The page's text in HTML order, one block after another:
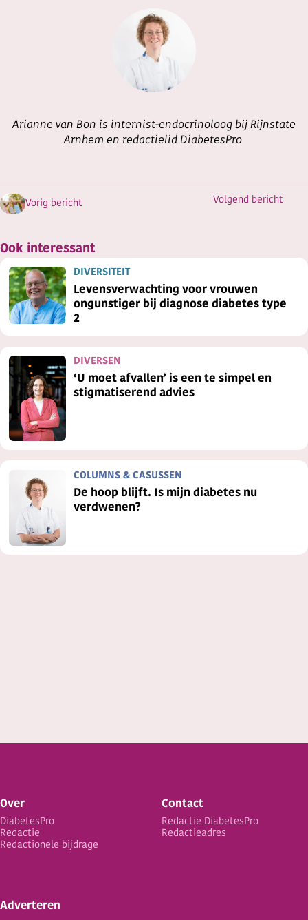
Arianne van Bon is internist-endocrinoloog bij Rijnstate
Arnhem en redactielid DiabetesPro
Vorig bericht Volgend bericht
Ook interessant
Levensverwachting voor vrouwen
ongunstiger bij diagnose diabetes type
2
DIVERSITEIT
‘U moet afvallen’ is een te simpel en
stigmatiserend advies
DIVERSEN
De hoop blijft. Is mijn diabetes nu
verdwenen?
COLUMNS & CASUSSEN
Over
DiabetesPro
Redactie
Redactionele bijdrage
Adverteren
Contact
Redactie DiabetesPro
Redactieadres